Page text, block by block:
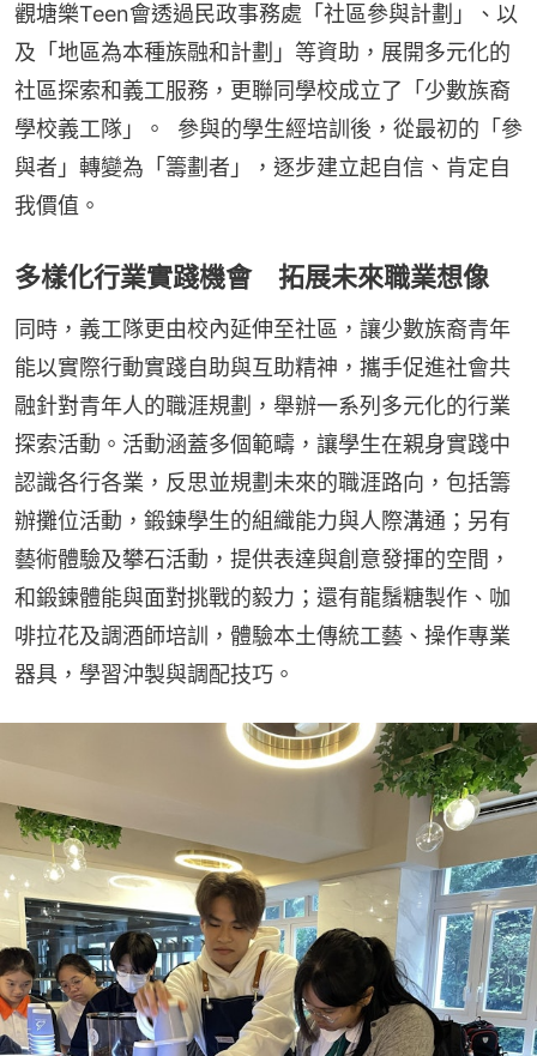
觀塘樂Teen會透過民政事務處「社區參與計劃」、以
及「地區為本種族融和計劃」等資助，展開多元化的
社區探索和義工服務，更聯同學校成立了「少數族裔
學校義工隊」。  參與的學生經培訓後，從最初的「參
與者」轉變為「籌劃者」，逐步建立起自信、肯定自
我價值。
多樣化行業實踐機會 拓展未來職業想像
同時，義工隊更由校內延伸至社區，讓少數族裔青年
能以實際行動實踐自助與互助精神，攜手促進社會共
融針對青年人的職涯規劃，舉辦一系列多元化的行業
探索活動。活動涵蓋多個範疇，讓學生在親身實踐中
認識各行各業，反思並規劃未來的職涯路向，包括籌
辦攤位活動，鍛鍊學生的組織能力與人際溝通；另有
藝術體驗及攀石活動，提供表達與創意發揮的空間，
和鍛鍊體能與面對挑戰的毅力；還有龍鬚糖製作、咖
啡拉花及調酒師培訓，體驗本土傳統工藝、操作專業
器具，學習沖製與調配技巧。